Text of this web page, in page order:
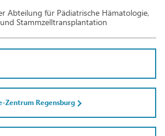
Abteilung für Pädiatrische Hämatologie,
Stammzelltransplantation
Zentrum Regensburg